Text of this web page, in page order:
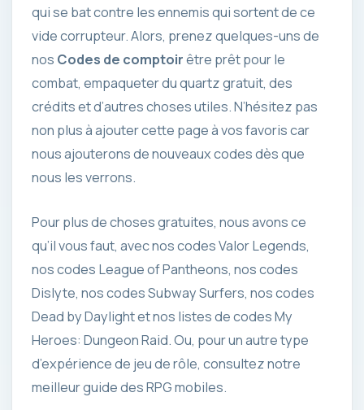
qui se bat contre les ennemis qui sortent de ce
vide corrupteur. Alors, prenez quelques-uns de
nos Codes de comptoirêtre prêt pour le
combat, empaqueter du quartz gratuit, des
crédits et d’autres choses utiles. N’hésitez pas
non plus à ajouter cette page à vos favoris car
nous ajouterons de nouveaux codes dès que
nous les verrons.
Pour plus de choses gratuites, nous avons ce
qu’il vous faut, avec nos codes Valor Legends,
nos codes League of Pantheons, nos codes
Dislyte, nos codes Subway Surfers, nos codes
Dead by Daylight et nos listes de codes My
Heroes: Dungeon Raid. Ou, pour un autre type
d’expérience de jeu de rôle, consultez notre
meilleur guide des RPG mobiles.